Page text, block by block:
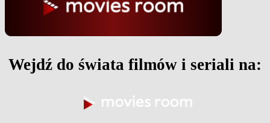
Wejdź do świata filmów i seriali na: